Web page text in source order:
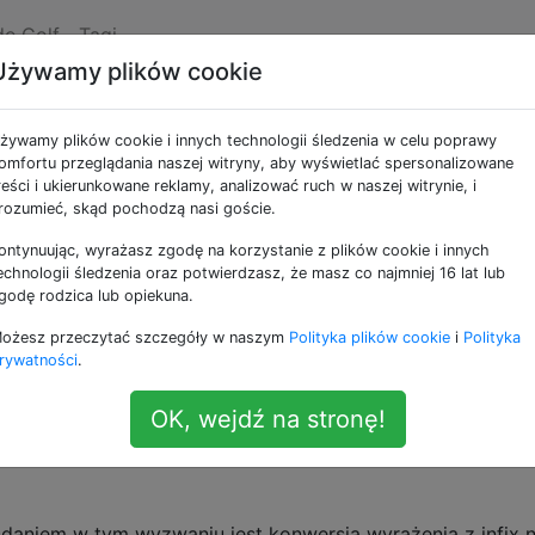
Golf Tagi
na notację Panfix
na ten język:https://github.com/catseye/Quylthulg
jest to, że nie używa on przedrostka, postfiksa ani
, nazywając to notacją „panfix”.
normalnej Infix 1+2 w panfix, staje się: +1+2+ . Zauważ,
po operandach. Innym przykładem jest
jest we wszystkich trzech miejscach w odniesieniu do
plików cookie
plików cookie i innych technologii śledzenia w celu poprawy
przeglądania naszej witryny, aby wyświetlać spersonalizowane
i ukierunkowane reklamy, analizować ruch w naszej witrynie, i
skąd pochodzą nasi goście.
wyrażasz zgodę na korzystanie z plików cookie i innych
śledzenia oraz potwierdzasz, że masz co najmniej 16 lat lub
rodzica lub opiekuna.
przeczytać szczegóły w naszym Polityka plików cookie i Polityka
.
OK, wejdź na stronę!